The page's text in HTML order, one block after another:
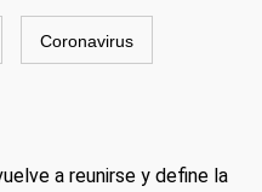
Coronavirus
a reunirse y define la